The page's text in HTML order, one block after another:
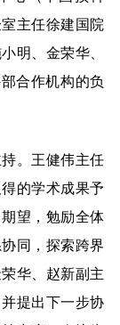
主任徐建国院
明、金荣华、
合作机构的负
。王健伟主任
的学术成果予
望，勉励全体
同，探索跨界
华、赵新副主
提出下一步协